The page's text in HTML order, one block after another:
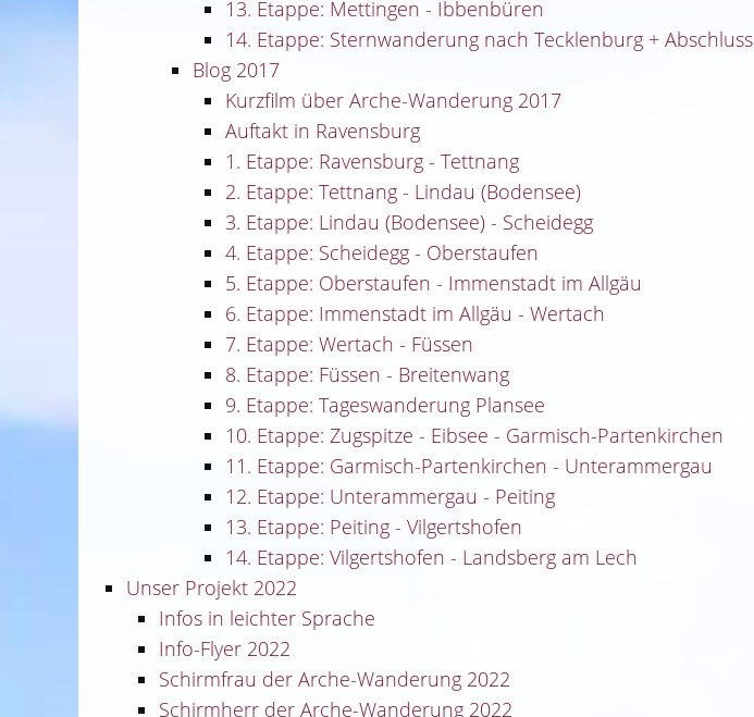
13. Etappe: Mettingen - Ibbenbüren
14. Etappe: Sternwanderung nach Tecklenburg + Abschluss
Blog 2017
Kurzfilm über Arche-Wanderung 2017
Auftakt in Ravensburg
1. Etappe: Ravensburg - Tettnang
2. Etappe: Tettnang - Lindau (Bodensee)
3. Etappe: Lindau (Bodensee) - Scheidegg
4. Etappe: Scheidegg - Oberstaufen
5. Etappe: Oberstaufen - Immenstadt im Allgäu
6. Etappe: Immenstadt im Allgäu - Wertach
7. Etappe: Wertach - Füssen
8. Etappe: Füssen - Breitenwang
9. Etappe: Tageswanderung Plansee
10. Etappe: Zugspitze - Eibsee - Garmisch-Partenkirchen
11. Etappe: Garmisch-Partenkirchen - Unterammergau
12. Etappe: Unterammergau - Peiting
13. Etappe: Peiting - Vilgertshofen
14. Etappe: Vilgertshofen - Landsberg am Lech
Unser Projekt 2022
Infos in leichter Sprache
Info-Flyer 2022
Schirmfrau der Arche-Wanderung 2022
Schirmherr der Arche-Wanderung 2022